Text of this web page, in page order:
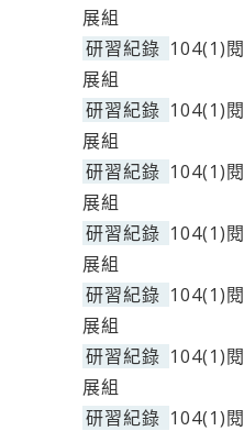
展組
研習紀錄 104(1)
展組
研習紀錄 104(1)
展組
研習紀錄 104(1)
展組
研習紀錄 104(1)
展組
研習紀錄 104(1)
展組
研習紀錄 104(1)
展組
研習紀錄 104(1)